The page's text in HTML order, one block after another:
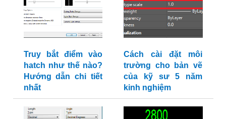
Truy bắt điểm vào
hatch như thế nào?
Hướng dẫn chi tiết
nhất
Cách cài đặt môi
trường cho bản vẽ
của kỹ sư 5 năm
kinh nghiệm